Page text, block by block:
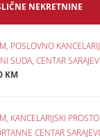
NEKRETNINE
POSLOVNO
SUDA, CENTAR
KM
KANCELARIJSKI
CENTAR